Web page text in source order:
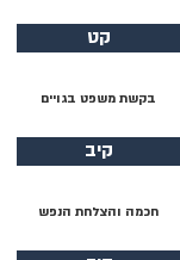
קט
בקשת משפט בגויים
קיב
חכמה והצלחת הנפש